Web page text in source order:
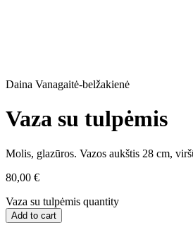
Daina Vanagaitė-belžakienė
Vaza su tulpėmis
Molis, glazūros. Vazos aukštis 28 cm,
80,00 €
Vaza su tulpėmis quantity
Add to cart